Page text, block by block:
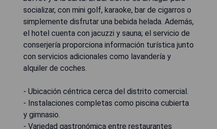
socializar, con mini golf, karaoke, bar de cigarros o
simplemente disfrutar una bebida helada. Además,
el hotel cuenta con jacuzzi y sauna; el servicio de
conserjería proporciona información turística junto
con servicios adicionales como lavandería y
alquiler de coches.
- Ubicación céntrica cerca del distrito comercial.
- Instalaciones completas como piscina cubierta
y gimnasio.
- Variedad gastronómica entre restaurantes